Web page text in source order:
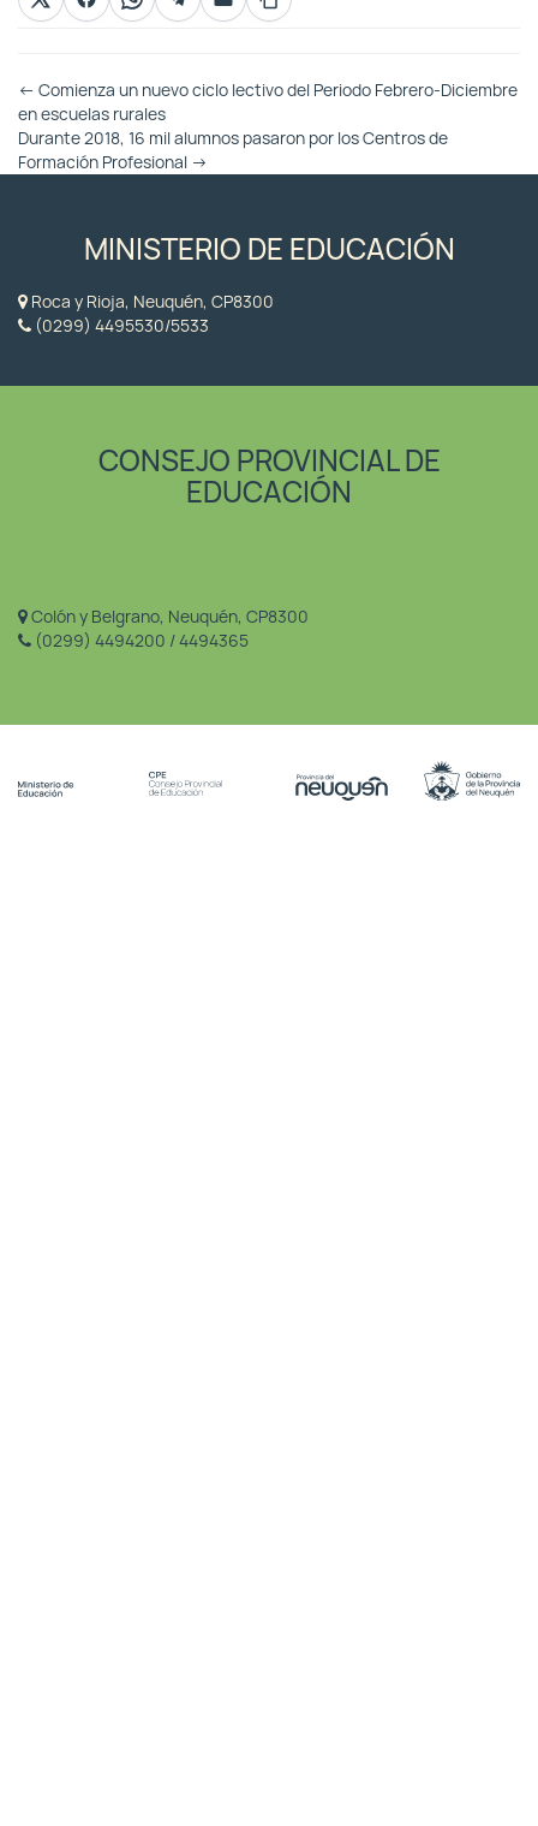
Otras
Entradas
← Comienza un nuevo ciclo lectivo del Periodo Febrero-Diciembre
en escuelas rurales
Durante 2018, 16 mil alumnos pasaron por los Centros de
Formación Profesional →
MINISTERIO DE EDUCACIÓN
Roca y Rioja, Neuquén, CP8300
(0299) 4495530/5533
CONSEJO PROVINCIAL DE
EDUCACIÓN
Colón y Belgrano, Neuquén, CP8300
(0299) 4494200 / 4494365